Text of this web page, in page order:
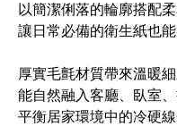
以簡潔俐落的輪廓搭配
讓日常必備的衛生紙也
厚實毛氈材質帶來溫暖
能自然融入客廳、臥室
平衡居家環境中的冷硬